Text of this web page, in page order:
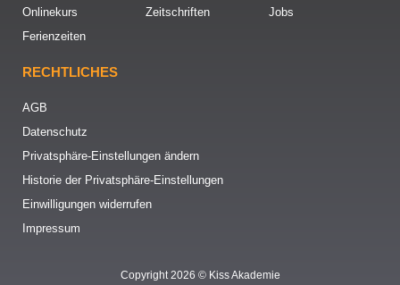
Onlinekurs
Ferienzeiten
Zeitschriften
Jobs
RECHTLICHES
AGB
Datenschutz
Privatsphäre-Einstellungen ändern
Historie der Privatsphäre-Einstellungen
Einwilligungen widerrufen
Impressum
Copyright 2026 © Kiss Akademie